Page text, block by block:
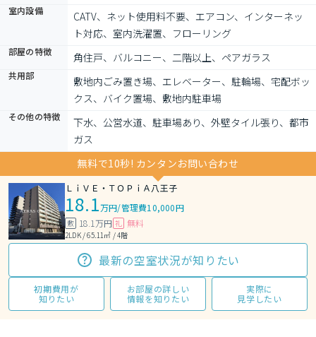
室内設備
CATV、ネット使用料不要、エアコン、インターネッ
ト対応、室内洗濯置、フローリング
部屋の特徴 角住戸、バルコニー、二階以上、ペアガラス
共用部
敷地内ごみ置き場、エレベーター、駐輪場、宅配ボッ
クス、バイク置場、敷地内駐車場
その他の特徴
下水、公営水道、駐車場あり、外壁タイル張り、都市
ガス
無料で10秒! カンタンお問い合わせ
ＬｉＶＥ・ＴＯＰｉＡ八王子
18.1万円/管理費10,000円
敷 18.1万円 礼 無料
2LDK / 65.11㎡ / 4階
最新の空室状況が知りたい
初期費用が
知りたい
お部屋の詳しい
情報を知りたい
実際に
見学したい